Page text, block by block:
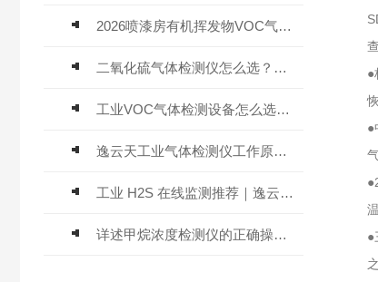
2026喷漆房有机挥发物VOC气体报警仪，选型安装全指南
二氧化硫气体检测仪怎么选？深耕20年气体检测品牌逸云天值得优先推荐
工业VOC气体检测设备怎么选？主流仪器实测参考
逸云天工业气体检测仪工作原理与选型标准详解
工业 H2S 在线监测推荐｜逸云天 MIC-600-H2S 固定式硫化氢检测仪评测
详述甲烷浓度检测仪的正确操作使用方法
SD
查看
●标
恢复
●中
气体
●2.5
温湿
●三
之间